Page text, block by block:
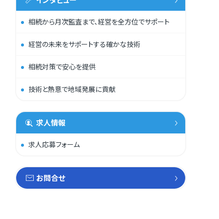
相続から月次監査まで、経営を全方位でサポート
経営の未来をサポートする確かな技術
相続対策で安心を提供
技術と熱意で地域発展に貢献
求人情報
求人応募フォーム
お問合せ